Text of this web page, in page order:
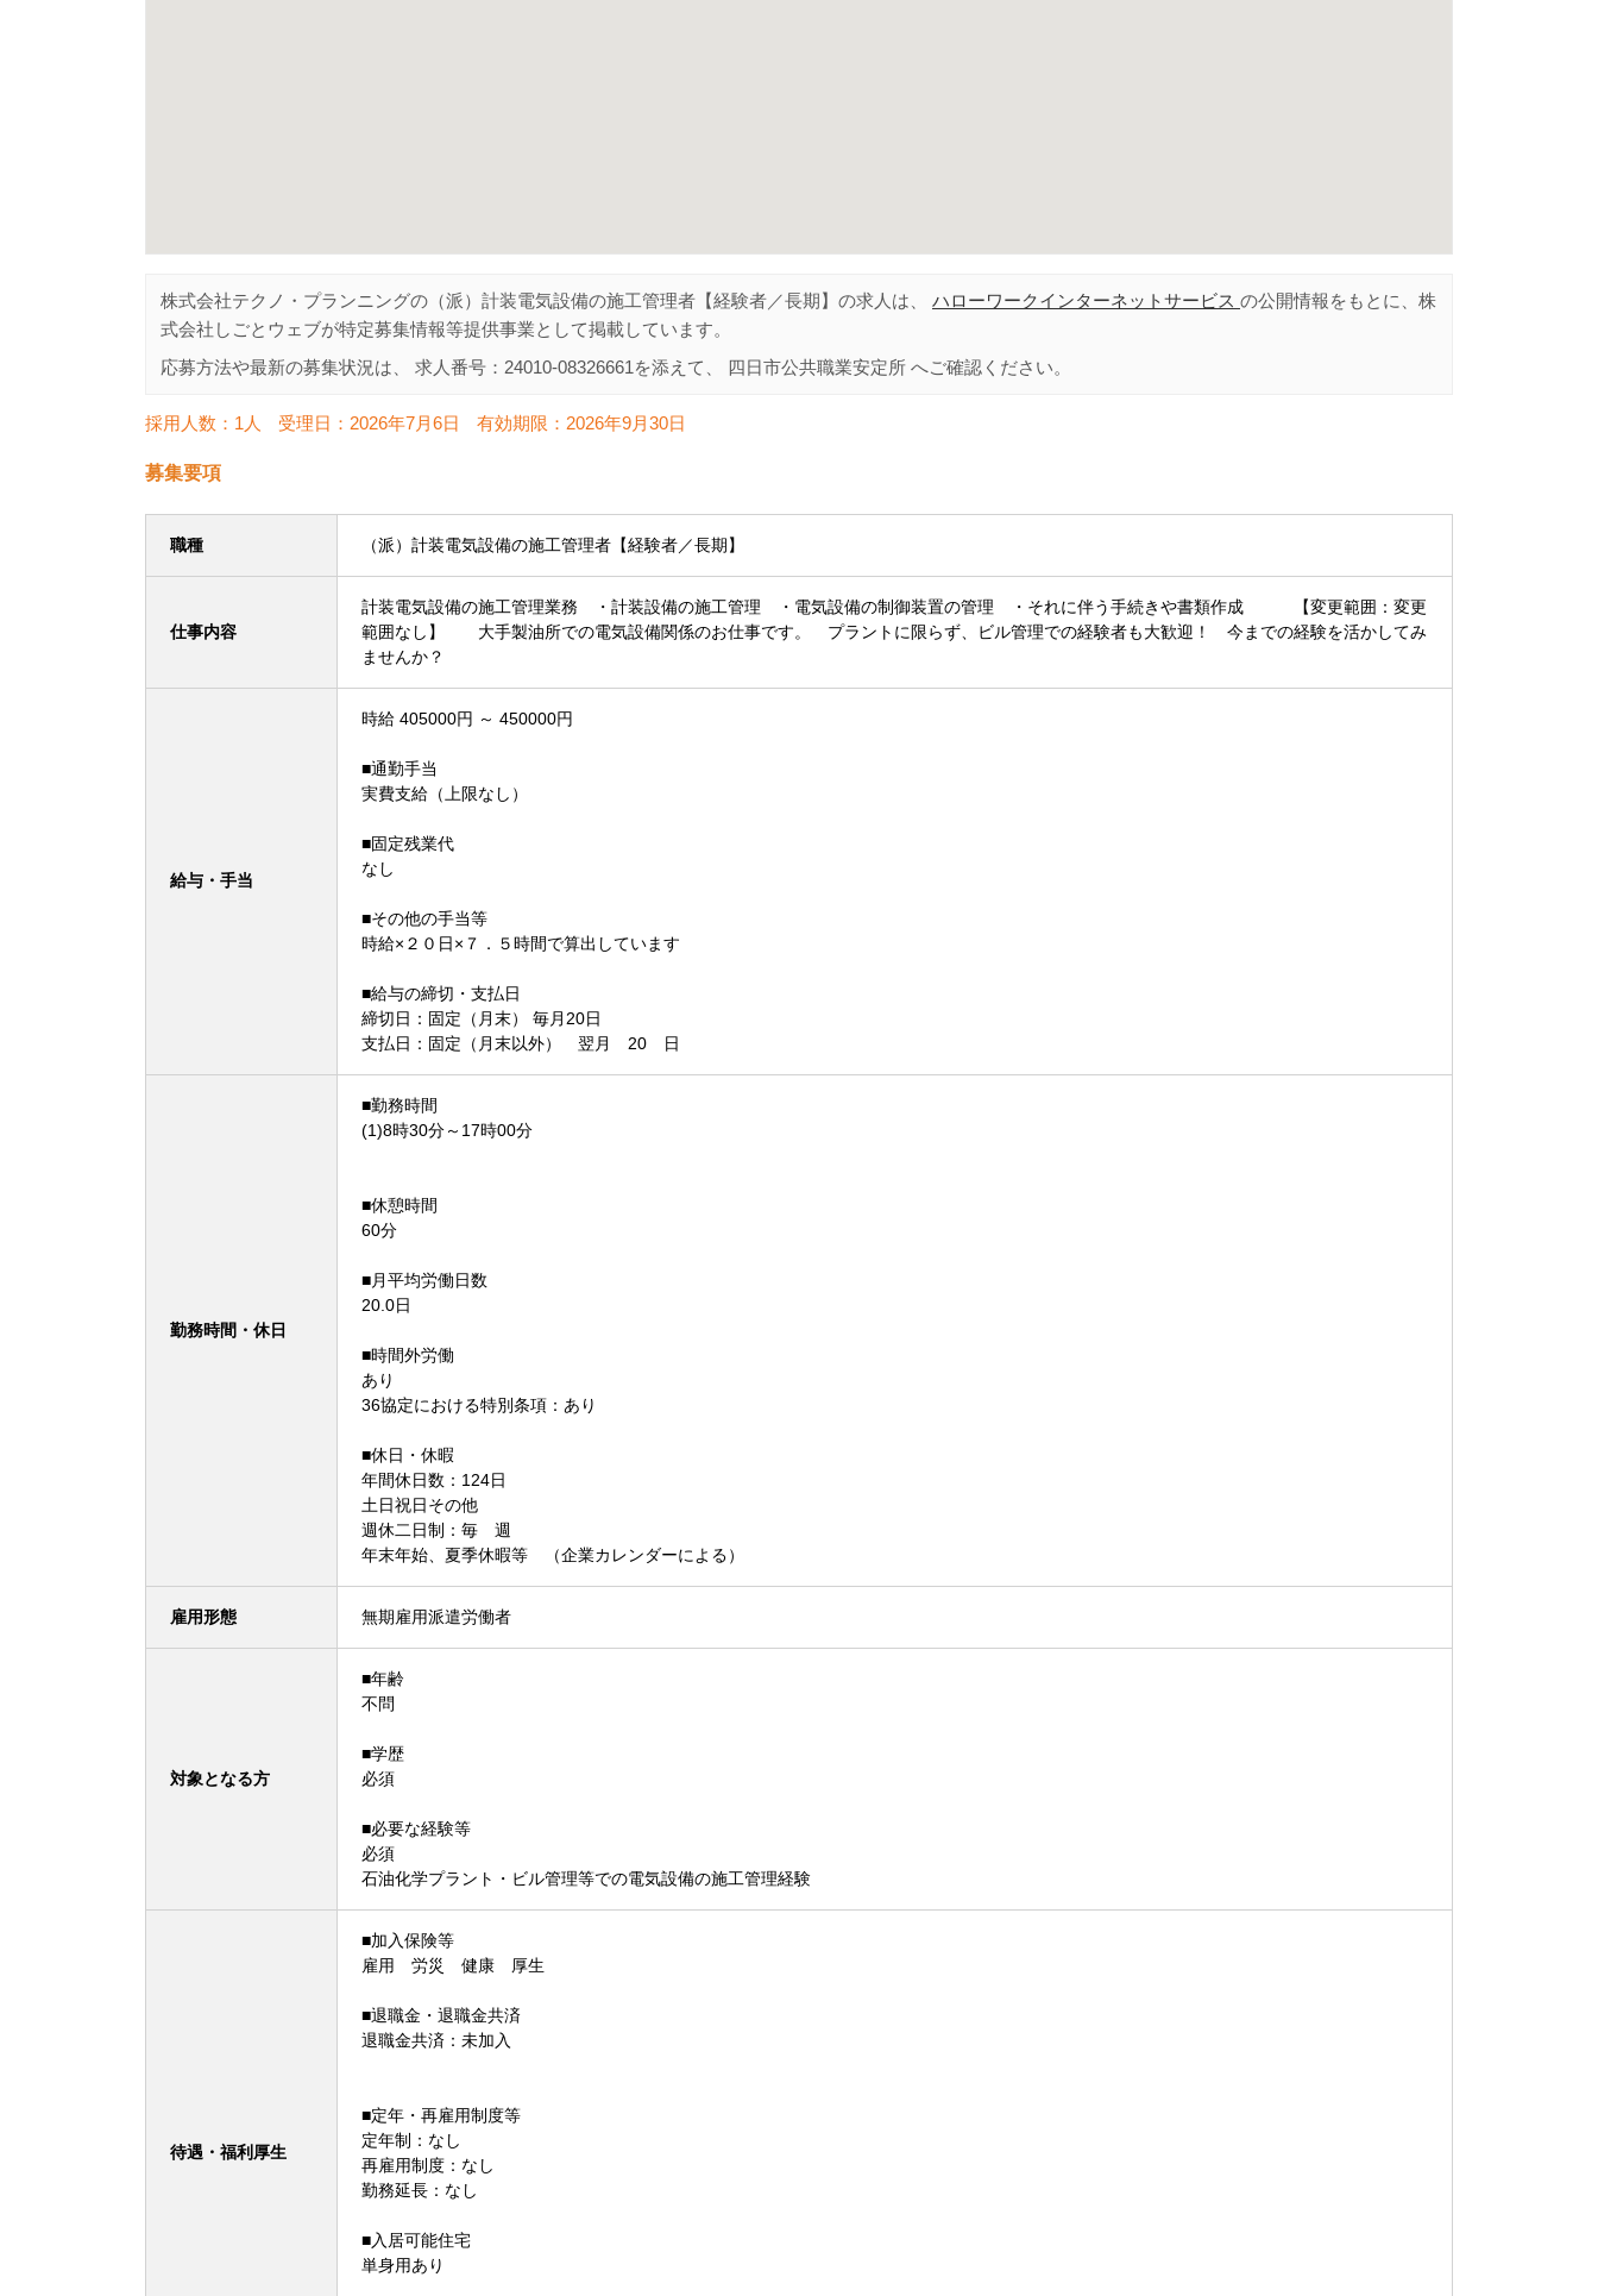
株式会社テクノ・プランニングの（派）計装電気設備の施工管理者【経験者／長期】の求人は、 ハローワークインターネットサービス の公開情報をもとに、株
式会社しごとウェブが特定募集情報等提供事業として掲載しています。
応募方法や最新の募集状況は、 求人番号： 24010-08326661 を添えて、 四日市公共職業安定所 へご確認ください。
採用人数：1人 受理日： 2026年7月6日 有効期限： 2026年9月30日
募集要項
職種 （派）計装電気設備の施工管理者【経験者／長期】
仕事内容
計装電気設備の施工管理業務 ・計装設備の施工管理 ・電気設備の制御装置の管理 ・それに伴う手続きや書類作成 【変更範囲：変更
範囲なし】 大手製油所での電気設備関係のお仕事です。 プラントに限らず、ビル管理での経験者も大歓迎！ 今までの経験を活かしてみ
ませんか？
給与・手当
時給 405000円 ～ 450000円
■通勤手当
実費支給（上限なし）
■固定残業代
なし
■その他の手当等
時給×２０日×７．５時間で算出しています
■給与の締切・支払日
締切日：固定（月末） 毎月20日
支払日：固定（月末以外） 翌月 20 日
勤務時間・休日
■勤務時間
(1)8時30分～17時00分
■休憩時間
60分
■月平均労働日数
20.0日
■時間外労働
あり
36協定における特別条項：あり
■休日・休暇
年間休日数：124日
土日祝日その他
週休二日制：毎 週
年末年始、夏季休暇等 （企業カレンダーによる）
雇用形態 無期雇用派遣労働者
対象となる方
■年齢
不問
■学歴
必須
■必要な経験等
必須
石油化学プラント・ビル管理等での電気設備の施工管理経験
待遇・福利厚生
■加入保険等
雇用 労災 健康 厚生
■退職金・退職金共済
退職金共済：未加入
■定年・再雇用制度等
定年制：なし
再雇用制度：なし
勤務延長：なし
■入居可能住宅
単身用あり